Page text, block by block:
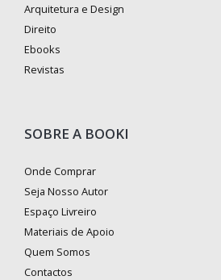
Arquitetura e Design
Direito
Ebooks
Revistas
SOBRE A BOOKI
Onde Comprar
Seja Nosso Autor
Espaço Livreiro
Materiais de Apoio
Quem Somos
Contactos